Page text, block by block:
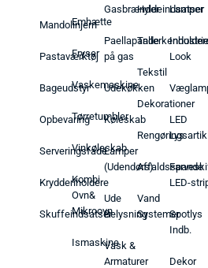
Mandolinjern
Pastaværktøj
Bageudstyr
Opbevaring
Serveringsfade
Krydderiholdere
Skuffeindsatser
Emhætte
Fryser
Vaskemaskine
Tørretumbler
Vinkøleskab
Kombi
Ovn&
Mikroovn
Ismaskine
Gasbrænder
Paellapande
på gas
Udekøkken
Køleskab
Lamper
(Udendørs)
Ude
Belysning
Vask &
Armaturer
Hyldeindsatser
Tekstil
Dekorationer
Affaldsspande
Vand
Systemer
Lamper
Look
LED
Lys
LED-
Spotlys
Indb.
Dekor